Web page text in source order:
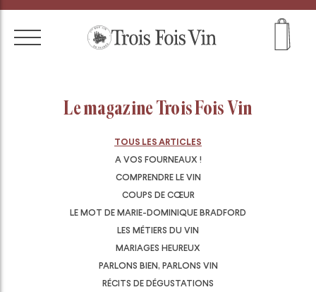
Le magazine Trois Fois Vin
TOUS LES ARTICLES
A VOS FOURNEAUX !
COMPRENDRE LE VIN
COUPS DE CŒUR
LE MOT DE MARIE-DOMINIQUE BRADFORD
LES MÉTIERS DU VIN
MARIAGES HEUREUX
PARLONS BIEN, PARLONS VIN
RÉCITS DE DÉGUSTATIONS